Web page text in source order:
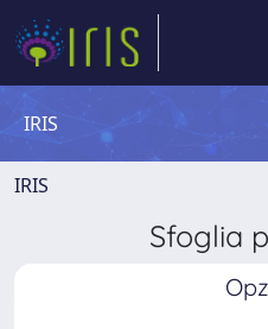
IRIS
IRIS
Sfoglia